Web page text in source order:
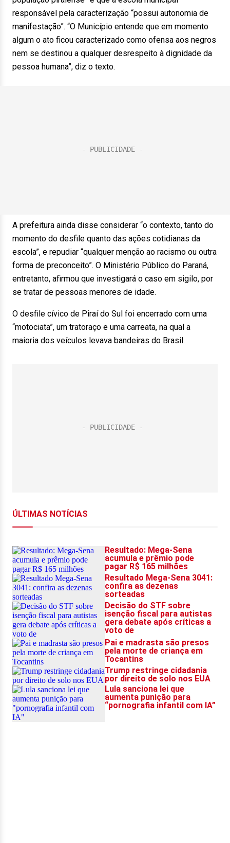
responsável pela caracterização “possui autonomia de
manifestação”. “O Município entende que em momento
algum o ato ficou caracterizado como ofensa aos negros
nem se destinou a qualquer desrespeito à dignidade da
pessoa humana”, diz o texto.
A prefeitura ainda disse considerar “o contexto, tanto do
momento do desfile quanto das ações cotidianas da
escola”, e repudiar “qualquer menção ao racismo ou outra
forma de preconceito”. O Ministério Público do Paraná,
entretanto, afirmou que investigará o caso em sigilo, por
se tratar de pessoas menores de idade.
O desfile cívico de Piraí do Sul foi encerrado com uma
“motociata”, um tratoraço e uma carreata, na qual a
maioria dos veículos levava bandeiras do Brasil.